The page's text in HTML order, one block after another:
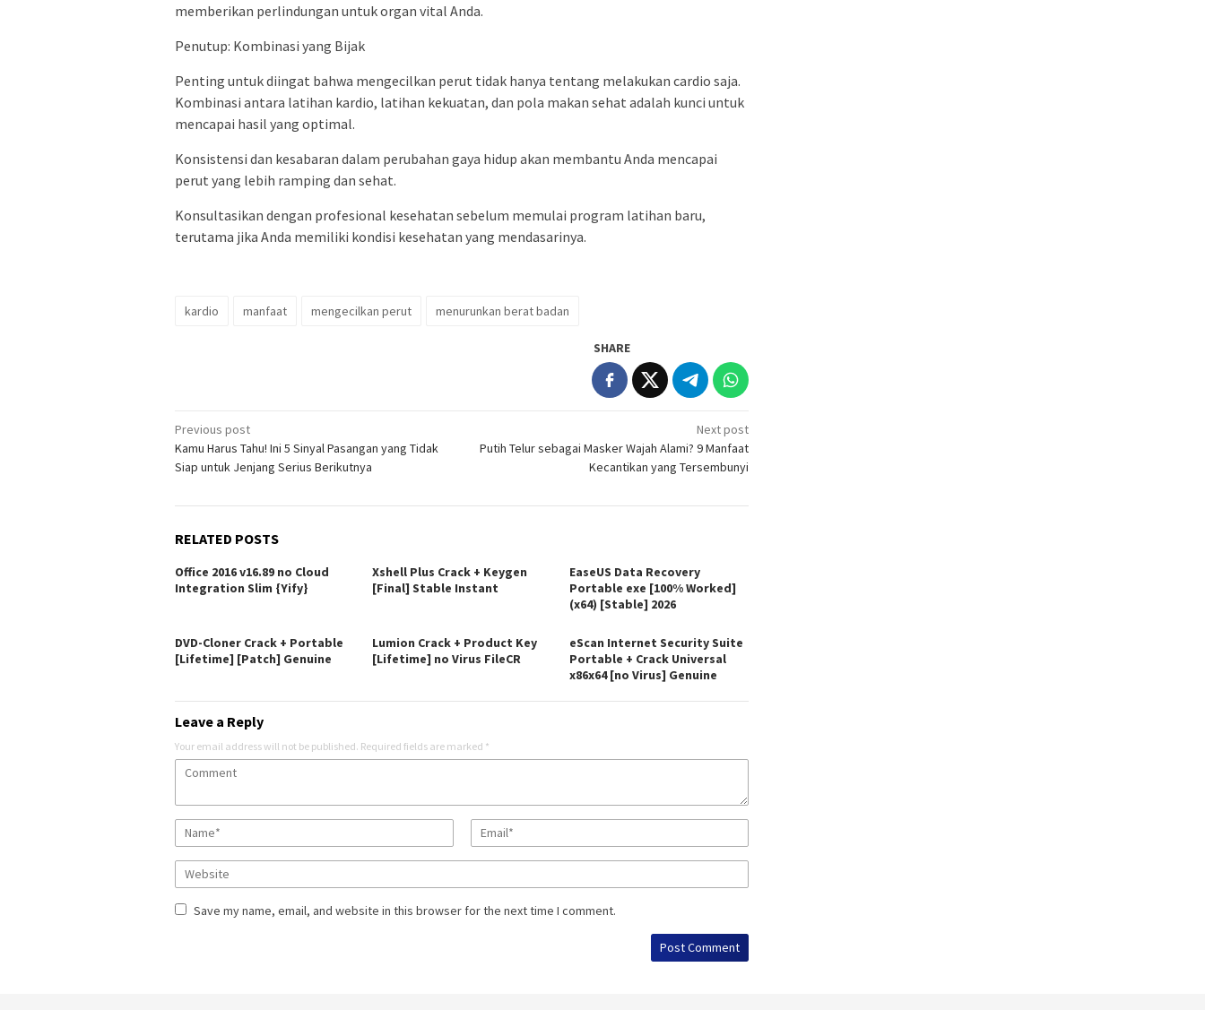
memberikan perlindungan untuk organ vital Anda.
Penutup: Kombinasi yang Bijak
Penting untuk diingat bahwa mengecilkan perut tidak hanya tentang melakukan cardio saja.
Kombinasi antara latihan kardio, latihan kekuatan, dan pola makan sehat adalah kunci untuk
mencapai hasil yang optimal.
Konsistensi dan kesabaran dalam perubahan gaya hidup akan membantu Anda mencapai
perut yang lebih ramping dan sehat.
Konsultasikan dengan profesional kesehatan sebelum memulai program latihan baru,
terutama jika Anda memiliki kondisi kesehatan yang mendasarinya.
kardio manfaat mengecilkan perut menurunkan berat badan
SHARE
Post
navigation
Previous post
Kamu Harus Tahu! Ini 5 Sinyal Pasangan yang Tidak
Siap untuk Jenjang Serius Berikutnya
Next post
Putih Telur sebagai Masker Wajah Alami? 9 Manfaat
Kecantikan yang Tersembunyi
RELATED POSTS
Office 2016 v16.89 no Cloud
Integration Slim {Yify}
Xshell Plus Crack + Keygen
[Final] Stable Instant
EaseUS Data Recovery
Portable exe [100% Worked]
(x64) [Stable] 2026
DVD-Cloner Crack + Portable
[Lifetime] [Patch] Genuine
Lumion Crack + Product Key
[Lifetime] no Virus FileCR
eScan Internet Security Suite
Portable + Crack Universal
x86x64 [no Virus] Genuine
Leave a Reply
Your email address will not be published. Required fields are marked *
Save my name, email, and website in this browser for the next time I comment.